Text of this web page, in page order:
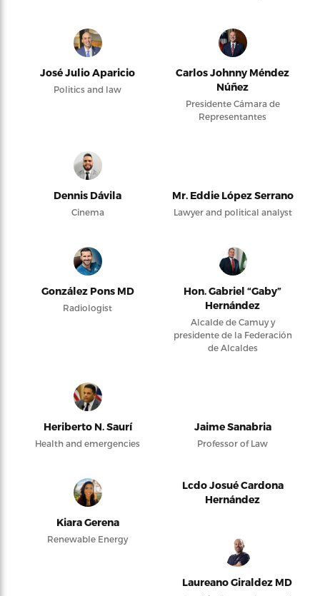
José Julio Aparicio
Politics and law
Carlos Johnny Méndez
Núñez
Presidente Cámara de
Representantes
Dennis Dávila
Cinema
Mr. Eddie López Serrano
Lawyer and political analyst
González Pons MD
Radiologist
Hon. Gabriel “Gaby”
Hernández
Alcalde de Camuy y
presidente de la Federación
de Alcaldes
Heriberto N. Saurí
Health and emergencies
Jaime Sanabria
Professor of Law
Kiara Gerena
Renewable Energy
Lcdo Josué Cardona
Hernández
Laureano Giraldez MD